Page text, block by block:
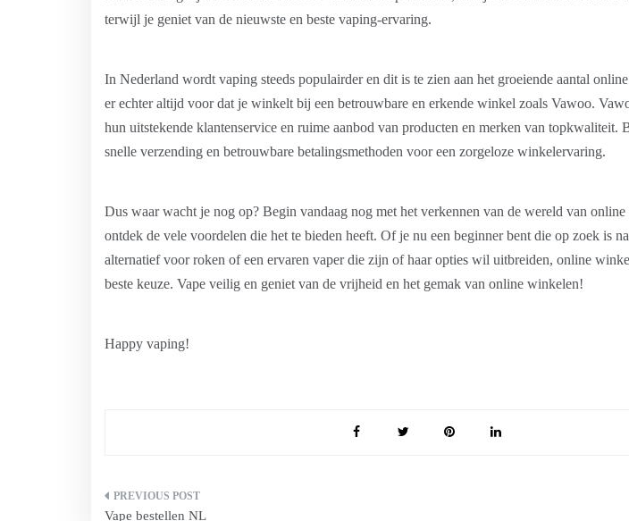
terwijl je geniet van de nieuwste en beste vaping-ervaring.
In Nederland wordt vaping steeds populairder en dit is te zien aan het groeiende aantal
er echter altijd voor dat je winkelt bij een betrouwbare en erkende winkel zoals Vawoo.
hun uitstekende klantenservice en ruime aanbod van producten en merken van topkwaliteit.
snelle verzending en betrouwbare betalingsmethoden voor een zorgeloze winkelervaring.
Dus waar wacht je nog op? Begin vandaag nog met het verkennen van de wereld van online
ontdek de vele voordelen die het te bieden heeft. Of je nu een beginner bent die op zoek is
alternatief voor roken of een ervaren vaper die zijn of haar opties wil uitbreiden, online
beste keuze. Vape veilig en geniet van de vrijheid en het gemak van online winkelen!
Happy vaping!
Bericht
Vape bestellen NL